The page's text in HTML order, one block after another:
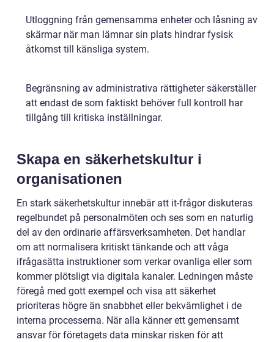
Utloggning från gemensamma enheter och låsning av
skärmar när man lämnar sin plats hindrar fysisk
åtkomst till känsliga system.
Begränsning av administrativa rättigheter säkerställer
att endast de som faktiskt behöver full kontroll har
tillgång till kritiska inställningar.
Skapa en säkerhetskultur i
organisationen
En stark säkerhetskultur innebär att it-frågor diskuteras
regelbundet på personalmöten och ses som en naturlig
del av den ordinarie affärsverksamheten. Det handlar
om att normalisera kritiskt tänkande och att våga
ifrågasätta instruktioner som verkar ovanliga eller som
kommer plötsligt via digitala kanaler. Ledningen måste
föregå med gott exempel och visa att säkerhet
prioriteras högre än snabbhet eller bekvämlighet i de
interna processerna. När alla känner ett gemensamt
ansvar för företagets data minskar risken för att